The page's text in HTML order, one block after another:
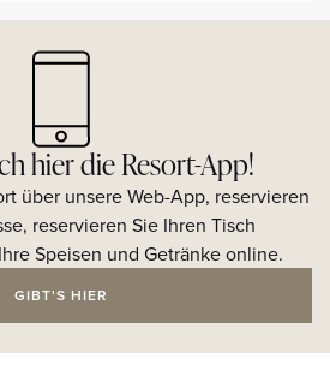
hier die Resort-App!
über unsere Web-App, reservieren
reservieren Sie Ihren Tisch
Speisen und Getränke online.
GIBT'S HIER